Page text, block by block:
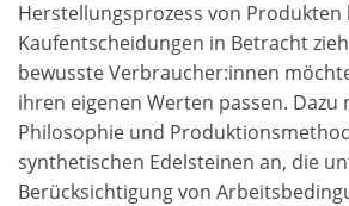
Herstellungsprozess von Produkten
Kaufentscheidungen in Betracht
bewusste Verbraucher:innen
ihren eigenen Werten passen. Dazu
Philosophie und
synthetischen Edelsteinen an, die
Berücksichtigung von